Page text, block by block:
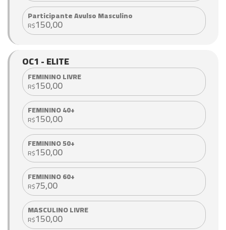
Participante Avulso Masculino
R$150,00
OC1 - ELITE
FEMININO LIVRE
R$150,00
FEMININO 40+
R$150,00
FEMININO 50+
R$150,00
FEMININO 60+
R$75,00
MASCULINO LIVRE
R$150,00